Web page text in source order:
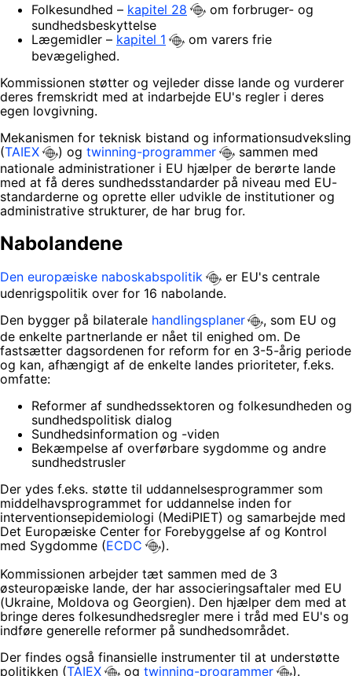
Folkesundhed – kapitel 28
om forbruger- og
sundhedsbeskyttelse
Lægemidler – kapitel 1
om varers frie
bevægelighed.
Kommissionen støtter og vejleder disse lande og vurderer
deres fremskridt med at indarbejde EU's regler i deres
egen lovgivning.
Mekanismen for teknisk bistand og informationsudveksling
(TAIEX ) og twinning-programmer
sammen med
nationale administrationer i EU hjælper de berørte lande
med at få deres sundhedsstandarder på niveau med EU-
standarderne og oprette eller udvikle de institutioner og
administrative strukturer, de har brug for.
Nabolandene
Den europæiske naboskabspolitik
er EU's centrale
udenrigspolitik over for 16 nabolande.
Den bygger på bilaterale handlingsplaner
, som EU og
de enkelte partnerlande er nået til enighed om. De
fastsætter dagsordenen for reform for en 3-5-årig periode
og kan, afhængigt af de enkelte landes prioriteter, f.eks.
omfatte:
Reformer af sundhedssektoren og folkesundheden og
sundhedspolitisk dialog
Sundhedsinformation og -viden
Bekæmpelse af overførbare sygdomme og andre
sundhedstrusler
Der ydes f.eks. støtte til uddannelsesprogrammer som
middelhavsprogrammet for uddannelse inden for
interventionsepidemiologi (MediPIET) og samarbejde med
Det Europæiske Center for Forebyggelse af og Kontrol
med Sygdomme (ECDC
).
Kommissionen arbejder tæt sammen med de 3
østeuropæiske lande, der har associeringsaftaler med EU
(Ukraine, Moldova og Georgien). Den hjælper dem med at
bringe deres folkesundhedsregler mere i tråd med EU's og
indføre generelle reformer på sundhedsområdet.
Der findes også finansielle instrumenter til at understøtte
politikken (TAIEX og twinning-programmer ).